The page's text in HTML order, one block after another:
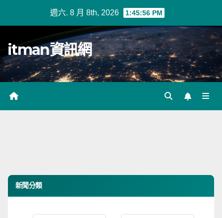
週六. 8 月 8th, 2026 1:45:57 PM
itman資訊網
新聞分類